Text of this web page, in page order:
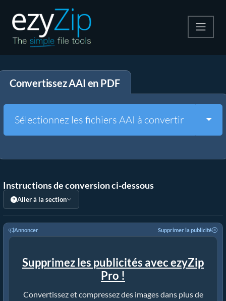
Décompresser
Autres outils
Convertissez AAI en PDF
Sélectionnez les fichiers AAI à convertir
Instructions de conversion ci-dessous
Aller à la section
Annoncer Supprimer la publicité
Supprimez les publicités avec ezyZip
Pro !
Convertissez et compressez des images dans plus de